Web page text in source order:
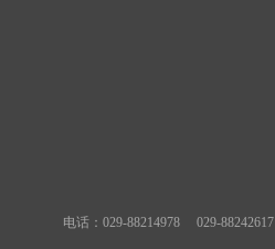
电话：029-88214978 029-88242617